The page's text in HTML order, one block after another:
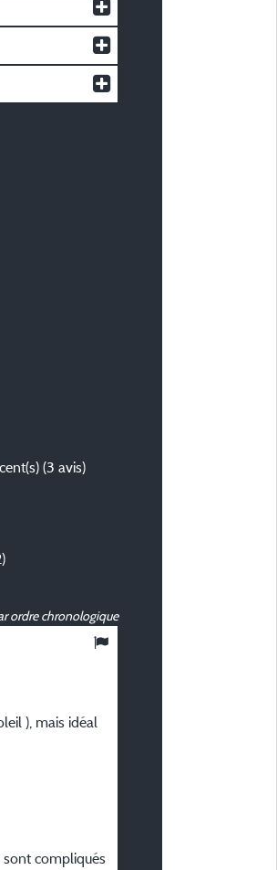
(3 avis)
ordre chronologique
), mais idéal
sont compliqués